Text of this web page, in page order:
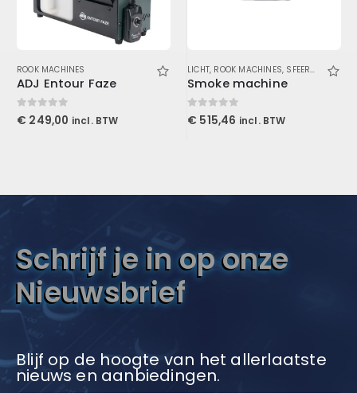
ROOK MACHINES
ADJ Entour Faze
0out of 5
€ 249,00 incl. BTW
LICHT, ROOK MACHINES, SFEER EN EFFECTEN
Smoke machine
0out of 5
€ 515,46 incl. BTW
Schrijf je in op onze
Nieuwsbrief
Blijf op de hoogte van het allerlaatste
nieuws en aanbiedingen.